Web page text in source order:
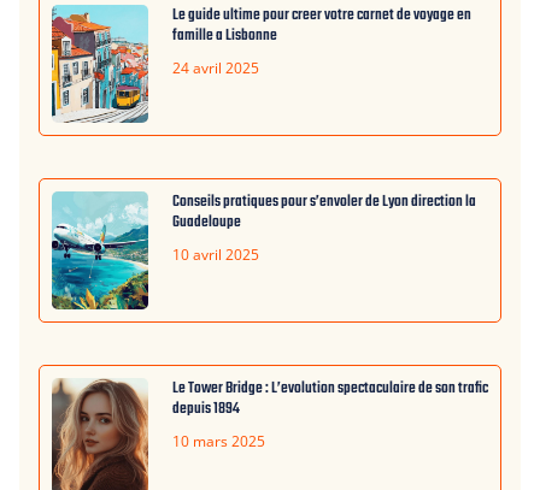
Le guide ultime pour creer votre carnet de voyage en
famille a Lisbonne
24 avril 2025
Conseils pratiques pour s’envoler de Lyon direction la
Guadeloupe
10 avril 2025
Le Tower Bridge : L’evolution spectaculaire de son trafic
depuis 1894
10 mars 2025